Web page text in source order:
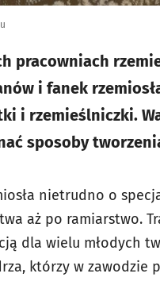
pracowniach
i fanek
i rzemieślniczki.
sposoby
nietrudno o
aż po ramiarstwo.
dla wielu młodych
którzy w zawodzie